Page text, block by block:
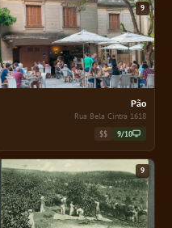
9
Pão
1618 Rua Bela Cintra
9/10
$$
9